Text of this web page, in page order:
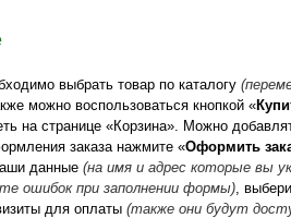
выбрать товар по каталогу
можно воспользоваться кнопкой «
на странице «Корзина». Можно
заказа нажмите «Оформить
данные (на имя и адрес которые вы
ошибок при заполнении формы),
для оплаты (также они будут